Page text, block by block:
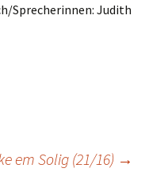
Sprecherinnen: Judith
em Solig (21/16) →